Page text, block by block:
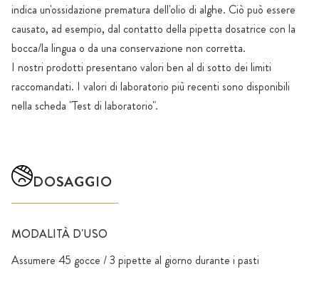
indica un'ossidazione prematura dell'olio di alghe. Ciò può essere
causato, ad esempio, dal contatto della pipetta dosatrice con la
bocca/la lingua o da una conservazione non corretta.
I nostri prodotti presentano valori ben al di sotto dei limiti
raccomandati. I valori di laboratorio più recenti sono disponibili
nella scheda "Test di laboratorio".
DOSAGGIO
MODALITÀ D'USO
Assumere 45 gocce / 3 pipette al giorno durante i pasti